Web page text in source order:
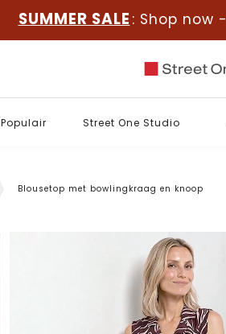
SUMMER SALE : Shop now -
Populair Street One Studio
Blousetop met bowlingkraag en knoop